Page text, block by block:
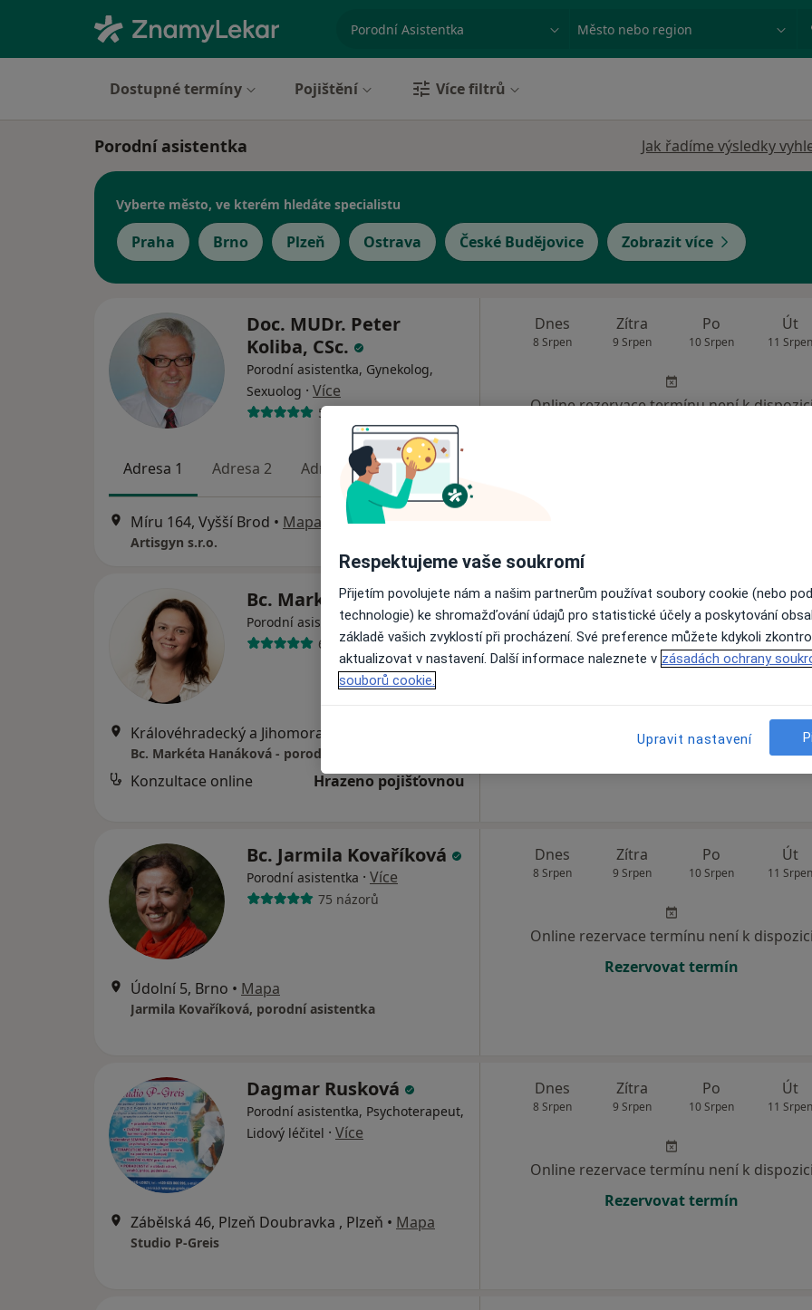
specializace, nemoc nebo příjmení Město nebo region
Dostupné termíny Pojištění Více filtrů
Porodní asistentka Jak řadíme výsledky
Vyberte město, ve kterém hledáte specialistu
Praha Brno Plzeň Ostrava České Budějovice Zobrazit více
Doc. MUDr. Peter
Koliba, CSc.
Porodní asistentka, Gynekolog,
Sexuolog · Více
56 názorů
Adresa 1 Adresa 2 Adresa 3
Míru 164, Vyšší Brod • Mapa
Artisgyn s.r.o.
Dnes
8 Srpen
Zítra
9 Srpen
Po
10 Srpen
Út
11 Srpen
Online rezervace termínu není k
Bc. Markéta Hanáková
Porodní asistentka·Více
6 názorů
Bc. Markéta Hanáková - porodní asistentka
Konzultace online Hrazeno pojišťovnou
Dnes
8 Srpen
Zítra
9 Srpen
Po
10 Srpen
Út
11
Bc. Jarmila Kovaříková
Porodní asistentka · Více
75 názorů
Údolní 5, Brno • Mapa
Jarmila Kovaříková, porodní asistentka
Dnes
8 Srpen
Zítra
9 Srpen
Po
10 Srpen
Út
11 Srpen
Online rezervace termínu není k dispozici
Rezervovat termín
Dagmar Rusková
Porodní asistentka, Psychoterapeut,
Lidový léčitel · Více
Zábělská 46, Plzeň Doubravka , Plzeň • Mapa
Studio P-Greis
Dnes
8 Srpen
Zítra
9 Srpen
Po
10 Srpen
Út
11 Srpen
Online rezervace termínu není k dispozici
Rezervovat termín
Respektujeme vaše soukromí
Přijetím povolujete nám a našim partnerům používat soubory cookie (nebo
technologie) ke shromažďování údajů pro statistické účely a poskytování
základě vašich zvyklostí při procházení. Své preference můžete kdykoli
aktualizovat v nastavení. Další informace naleznete v zásadách ochrany
souborů cookie.
Upravit nastavení